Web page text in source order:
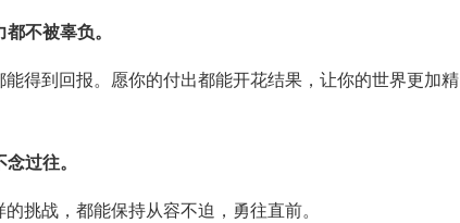
不被辜负。
得到回报。愿你的付出都能开花结果，让你的世界更加精
过往。
挑战，都能保持从容不迫，勇往直前。